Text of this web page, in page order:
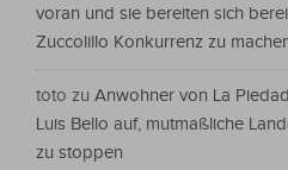
voran und sie bereiten sich
Zuccolillo Konkurrenz zu
toto zu Anwohner von La
Luis Bello auf, mutmaßliche
zu stoppen